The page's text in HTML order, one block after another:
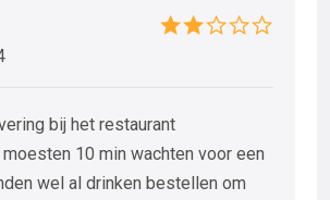
bij het restaurant
10 min wachten voor een
wel al drinken bestellen om